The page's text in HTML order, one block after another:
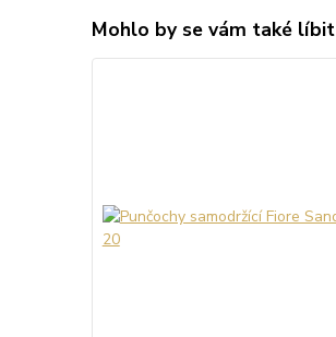
Mohlo by se vám také líbit